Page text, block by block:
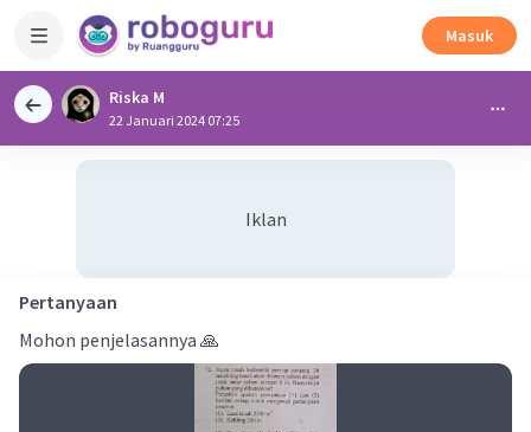
Masuk
Riska M
22 Januari 2024 07:25
Iklan
Pertanyaan
Mohon penjelasannya 🙏